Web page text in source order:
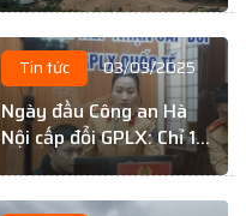
Tin tức 03/03/2025
Ngày đầu Công an Hà
Nội cấp đổi GPLX: Chỉ 10
– 15 phút